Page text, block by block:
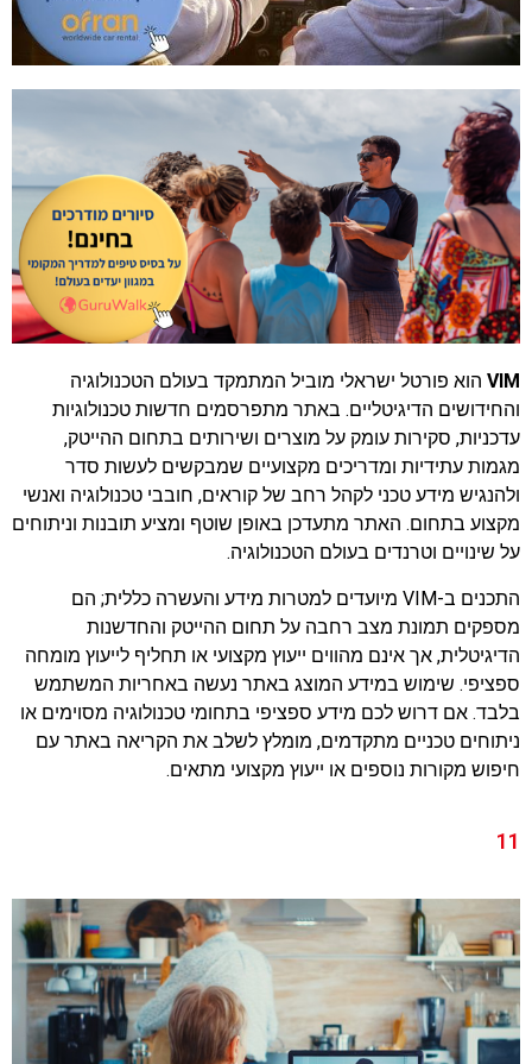
VIM הוא פורטל ישראלי מוביל המתמקד בעולם הטכנולוגיה
והחידושים הדיגיטליים. באתר מתפרסמים חדשות טכנולוגיות
עדכניות, סקירות עומק על מוצרים ושירותים בתחום ההייטק,
מגמות עתידיות ומדריכים מקצועיים שמבקשים לעשות סדר
ולהנגיש מידע טכני לקהל רחב של קוראים, חובבי טכנולוגיה ואנשי
מקצוע בתחום. האתר מתעדכן באופן שוטף ומציע תובנות וניתוחים
על שינויים וטרנדים בעולם הטכנולוגיה.
התכנים ב-VIM מיועדים למטרות מידע והעשרה כללית; הם
מספקים תמונת מצב רחבה על תחום ההייטק והחדשנות
הדיגיטלית, אך אינם מהווים ייעוץ מקצועי או תחליף לייעוץ מומחה
ספציפי. שימוש במידע המוצג באתר נעשה באחריות המשתמש
בלבד. אם דרוש לכם מידע ספציפי בתחומי טכנולוגיה מסוימים או
ניתוחים טכניים מתקדמים, מומלץ לשלב את הקריאה באתר עם
חיפוש מקורות נוספים או ייעוץ מקצועי מתאים.
11